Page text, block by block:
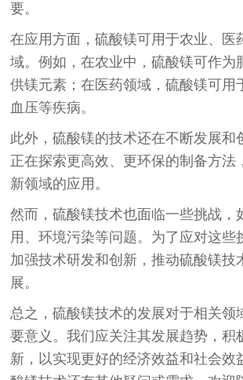
要。
在应用方面，硫酸镁可用于农业、医
域。例如，在农业中，硫酸镁可作为
供镁元素；在医药领域，硫酸镁可用
血压等疾病。
此外，硫酸镁的技术还在不断发展和
正在探索更高效、更环保的制备方法
新领域的应用。
然而，硫酸镁技术也面临一些挑战，
用、环境污染等问题。为了应对这些
加强技术研发和创新，推动硫酸镁技
展。
总之，硫酸镁技术的发展对于相关领
要意义。我们应关注其发展趋势，积
新，以实现更好的经济效益和社会效